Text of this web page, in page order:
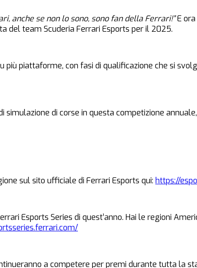
anche se non lo sono, sono fan della Ferrari!”E ora
del team Scuderia Ferrari Esports per il 2025.
più piattaforme, con fasi di qualificazione che si
di corse in questa competizione
sul sito ufficiale di Ferrari Esports qui: https://
Esports Series di quest’anno. Hai le regioni
a competere per premi durante tutta la